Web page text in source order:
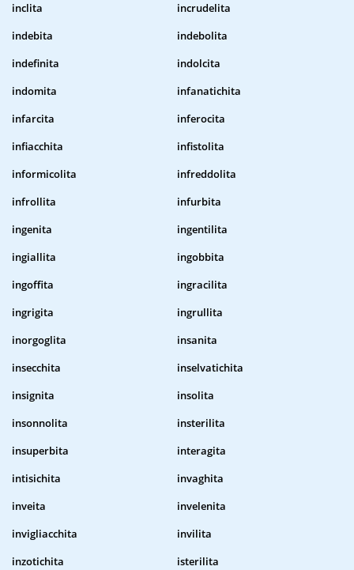
inclita
incrudelita
indebita
indebolita
indefinita
indolcita
indomita
infanatichita
infarcita
inferocita
infiacchita
infistolita
informicolita
infreddolita
infrollita
infurbita
ingenita
ingentilita
ingiallita
ingobbita
ingoffita
ingracilita
ingrigita
ingrullita
inorgoglita
insanita
insecchita
inselvatichita
insignita
insolita
insonnolita
insterilita
insuperbita
interagita
intisichita
invaghita
inveita
invelenita
invigliacchita
invilita
inzotichita
isterilita